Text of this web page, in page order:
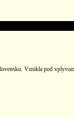
Vznikla pod